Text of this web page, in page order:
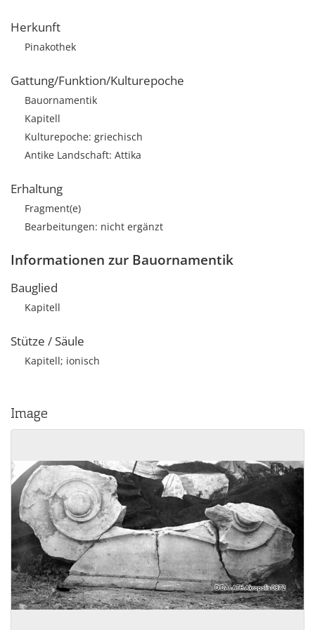
Herkunft
Pinakothek
Gattung/Funktion/Kulturepoche
Bauornamentik
Kapitell
Kulturepoche: griechisch
Antike Landschaft: Attika
Erhaltung
Fragment(e)
Bearbeitungen: nicht ergänzt
Informationen zur Bauornamentik
Bauglied
Kapitell
Stütze / Säule
Kapitell; ionisch
Image